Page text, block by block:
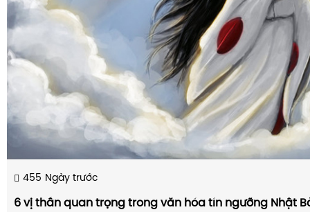
455 Ngày trước
6 vị thần quan trọng trong văn hóa tín ngưỡng Nhật